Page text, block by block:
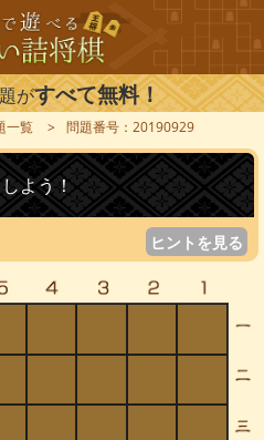
がすべて無料！
一覧 問題番号：20190929
よう！
ヒントを見る